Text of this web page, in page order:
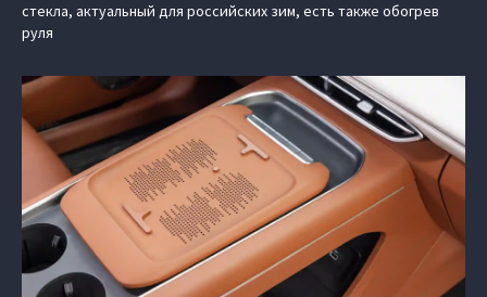
стекла, актуальный для российских зим, есть также обогрев
руля